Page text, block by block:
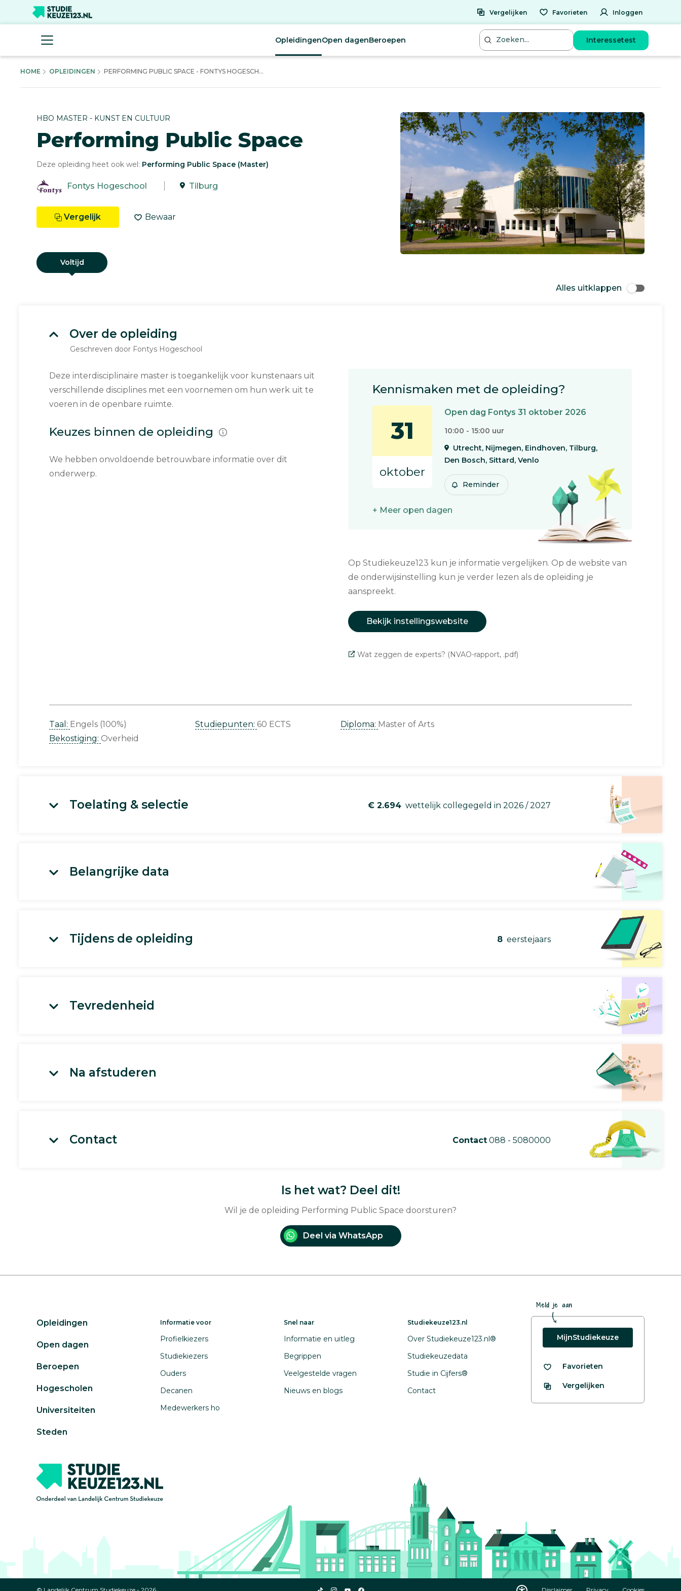
Vergelijken Favorieten Inloggen
OpleidingenOpen dagenBeroepen Interessetest
HOME OPLEIDINGEN PERFORMING PUBLIC SPACE - FONTYS HOGESCH...
HBO MASTER - KUNST EN CULTUUR
Performing Public Space
Deze opleiding heet ook wel: Performing Public Space (Master)
Fontys Hogeschool Tilburg
Vergelijk Bewaar
Voltijd
Alles uitklappen
Over de opleiding
Geschreven door Fontys Hogeschool
Deze interdisciplinaire master is toegankelijk voor kunstenaars uit
verschillende disciplines met een voornemen om hun werk uit te
voeren in de openbare ruimte.
Keuzes binnen de opleiding
We hebben onvoldoende betrouwbare informatie over dit
onderwerp.
Kennismaken met de opleiding?
31
oktober
Open dag Fontys 31 oktober 2026
10:00 - 15:00 uur
Utrecht, Nijmegen, Eindhoven, Tilburg,
Den Bosch, Sittard, Venlo
Reminder
+ Meer open dagen
Op Studiekeuze123 kun je informatie vergelijken. Op de website van
de onderwijsinstelling kun je verder lezen als de opleiding je
aanspreekt.
Bekijk instellingswebsite
Wat zeggen de experts? (NVAO-rapport, .pdf)
Taal: Engels (100%)
Bekostiging: Overheid
Studiepunten: 60 ECTS Diploma: Master of Arts
Toelating & selectie € 2.694 wettelijk collegegeld in 2026 / 2027
Belangrijke data
Tijdens de opleiding 8 eerstejaars
Tevredenheid
Na afstuderen
Contact Contact 088 - 5080000
Is het wat? Deel dit!
Wil je de opleiding Performing Public Space doorsturen?
Deel via WhatsApp
Opleidingen
Open dagen
Beroepen
Hogescholen
Universiteiten
Steden
Informatie voor
Profielkiezers
Studiekiezers
Ouders
Decanen
Medewerkers ho
Snel naar
Informatie en uitleg
Begrippen
Veelgestelde vragen
Nieuws en blogs
Studiekeuze123.nl
Over Studiekeuze123.nl®
Studiekeuzedata
Studie in Cijfers®
Contact
Meld je aan
MijnStudiekeuze
Favorieten
Vergelijken
Studiekeuze123
Studiekeuze123
Studiekeuze123
Studiekeuze123